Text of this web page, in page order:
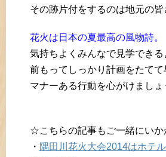
その跡片付をするのは地元の皆
花火は日本の夏最高の風物詩。
気持ちよくみんなで見学できる
前もってしっかり計画をたてて
マナーある行動を心がけましょ
☆こちらの記事もご一緒にいか
・ 隅田川花火大会2014はホテ